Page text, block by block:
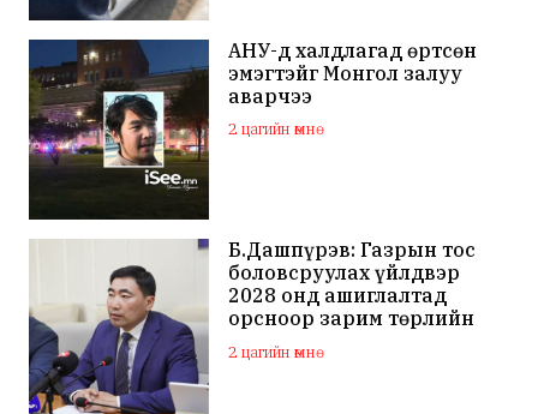
АНУ-д халдлагад өртсөн
эмэгтэйг Монгол залуу
аварчээ
2 цагийн өмнө
Б.Дашпүрэв: Газрын тос
боловсруулах үйлдвэр
2028 онд ашиглалтад
орсноор зарим төрлийн
шатахууны хэрэгцээг 100
хувь дотоодоос хангана
2 цагийн өмнө